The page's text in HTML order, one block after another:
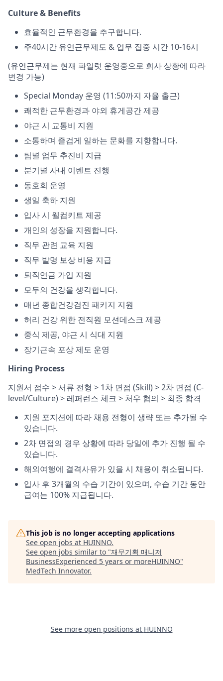
Culture & Benefits
효율적인 근무환경을 추구합니다.
주40시간 유연근무제도 & 업무 집중 시간 10-16시
(유연근무제는 현재 파일럿 운영중으로 회사 상황에 따라
변경 가능)
Special Monday 운영 (11:50까지 자율 출근)
쾌적한 근무환경과 야외 휴게공간 제공
야근 시 교통비 지원
소통하며 즐겁게 일하는 문화를 지향합니다.
팀별 업무 추진비 지급
분기별 사내 이벤트 진행
동호회 운영
생일 축하 지원
입사 시 웰컴키트 제공
개인의 성장을 지원합니다.
직무 관련 교육 지원
직무 발명 보상 비용 지급
퇴직연금 가입 지원
모두의 건강을 생각합니다.
매년 종합건강검진 패키지 지원
허리 건강 위한 전직원 모션데스크 제공
중식 제공, 야근 시 식대 지원
장기근속 포상 제도 운영
Hiring Process
지원서 접수 > 서류 전형 > 1차 면접 (Skill) > 2차 면접 (C-
level/Culture) > 레퍼런스 체크 > 처우 협의 > 최종 합격
지원 포지션에 따라 채용 전형이 생략 또는 추가될 수
있습니다.
2차 면접의 경우 상황에 따라 당일에 추가 진행 될 수
있습니다.
해외여행에 결격사유가 있을 시 채용이 취소됩니다.
입사 후 3개월의 수습 기간이 있으며, 수습 기간 동안
급여는 100% 지급됩니다.
This job is no longer accepting applications
See open jobs at HUINNO.
See open jobs similar to "재무기획 매니저
BusinessExperienced 5 years or moreHUINNO"
MedTech Innovator.
See more open positions at HUINNO